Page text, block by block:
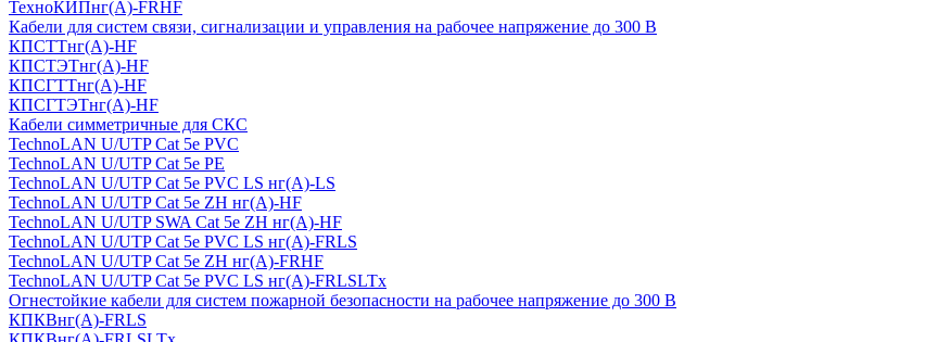
ТехноКИПнг(A)-FRHF
Кабели для систем связи, сигнализации и управления на рабочее напряжение до 300 В
КПСТТнг(A)-HF
КПСТЭТнг(A)-HF
КПСГТТнг(A)-HF
КПСГТЭТнг(A)-HF
Кабели симметричные для СКС
TechnoLAN U/UTP Cat 5e PVC
TechnoLAN U/UTP Cat 5e PE
TechnoLAN U/UTP Cat 5e PVC LS нг(A)-LS
TechnoLAN U/UTP Cat 5e ZH нг(A)-HF
TechnoLAN U/UTP SWA Cat 5e ZH нг(A)-HF
TechnoLAN U/UTP Cat 5e PVC LS нг(A)-FRLS
TechnoLAN U/UTP Cat 5e ZH нг(A)-FRHF
TechnoLAN U/UTP Cat 5e PVC LS нг(A)-FRLSLTx
Огнестойкие кабели для систем пожарной безопасности на рабочее напряжение до 300 В
КПКВнг(A)-FRLS